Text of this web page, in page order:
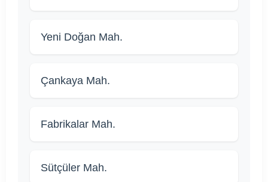
Yeni Doğan Mah.
Çankaya Mah.
Fabrikalar Mah.
Sütçüler Mah.